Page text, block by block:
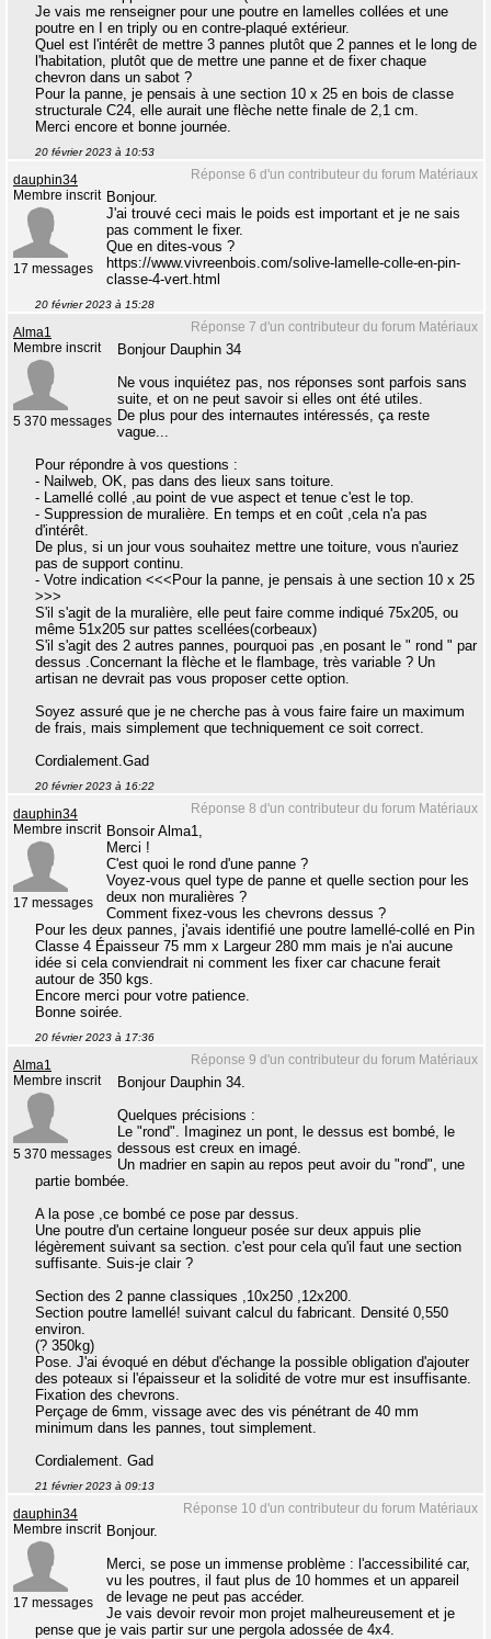
Je vais me renseigner pour une poutre en lamelles collées et une
poutre en I en triply ou en contre-plaqué extérieur.
Quel est l'intérêt de mettre 3 pannes plutôt que 2 pannes et le long de
l'habitation, plutôt que de mettre une panne et de fixer chaque
chevron dans un sabot ?
Pour la panne, je pensais à une section 10 x 25 en bois de classe
structurale C24, elle aurait une flèche nette finale de 2,1 cm.
Merci encore et bonne journée.
20 février 2023 à 10:53
Réponse 6 d'un contributeur du forum Matériaux
dauphin34
Membre inscrit
17 messages
Bonjour.
J'ai trouvé ceci mais le poids est important et je ne sais
pas comment le fixer.
Que en dites-vous ?
https://www.vivreenbois.com/solive-lamelle-colle-en-pin-
classe-4-vert.html
20 février 2023 à 15:28
Réponse 7 d'un contributeur du forum Matériaux
Alma1
Membre inscrit
5 370 messages
Bonjour Dauphin 34
Ne vous inquiétez pas, nos réponses sont parfois sans
suite, et on ne peut savoir si elles ont été utiles.
De plus pour des internautes intéressés, ça reste
vague...
Pour répondre à vos questions :
- Nailweb, OK, pas dans des lieux sans toiture.
- Lamellé collé ,au point de vue aspect et tenue c'est le top.
- Suppression de muralière. En temps et en coût ,cela n'a pas
d'intérêt.
De plus, si un jour vous souhaitez mettre une toiture, vous n'auriez
pas de support continu.
- Votre indication <<<Pour la panne, je pensais à une section 10 x 25
>>>
S'il s'agit de la muralière, elle peut faire comme indiqué 75x205, ou
même 51x205 sur pattes scellées(corbeaux)
S'il s'agit des 2 autres pannes, pourquoi pas ,en posant le " rond " par
dessus .Concernant la flèche et le flambage, très variable ? Un
artisan ne devrait pas vous proposer cette option.
Soyez assuré que je ne cherche pas à vous faire faire un maximum
de frais, mais simplement que techniquement ce soit correct.
Cordialement.Gad
20 février 2023 à 16:22
Réponse 8 d'un contributeur du forum Matériaux
dauphin34
Membre inscrit
17 messages
Bonsoir Alma1,
Merci !
C'est quoi le rond d'une panne ?
Voyez-vous quel type de panne et quelle section pour les
deux non muralières ?
Comment fixez-vous les chevrons dessus ?
Pour les deux pannes, j'avais identifié une poutre lamellé-collé en Pin
Classe 4 Épaisseur 75 mm x Largeur 280 mm mais je n'ai aucune
idée si cela conviendrait ni comment les fixer car chacune ferait
autour de 350 kgs.
Encore merci pour votre patience.
Bonne soirée.
20 février 2023 à 17:36
Réponse 9 d'un contributeur du forum Matériaux
Alma1
Membre inscrit
5 370 messages
Bonjour Dauphin 34.
Quelques précisions :
Le "rond". Imaginez un pont, le dessus est bombé, le
dessous est creux en imagé.
Un madrier en sapin au repos peut avoir du "rond", une
partie bombée.
A la pose ,ce bombé ce pose par dessus.
Une poutre d'un certaine longueur posée sur deux appuis plie
légèrement suivant sa section. c'est pour cela qu'il faut une section
suffisante. Suis-je clair ?
Section des 2 panne classiques ,10x250 ,12x200.
Section poutre lamellé! suivant calcul du fabricant. Densité 0,550
environ.
(? 350kg)
Pose. J'ai évoqué en début d'échange la possible obligation d'ajouter
des poteaux si l'épaisseur et la solidité de votre mur est insuffisante.
Fixation des chevrons.
Perçage de 6mm, vissage avec des vis pénétrant de 40 mm
minimum dans les pannes, tout simplement.
Cordialement. Gad
21 février 2023 à 09:13
Réponse 10 d'un contributeur du forum Matériaux
dauphin34
Membre inscrit
17 messages
Bonjour.
Merci, se pose un immense problème : l'accessibilité car,
vu les poutres, il faut plus de 10 hommes et un appareil
de levage ne peut pas accéder.
Je vais devoir revoir mon projet malheureusement et je
pense que je vais partir sur une pergola adossée de 4x4.